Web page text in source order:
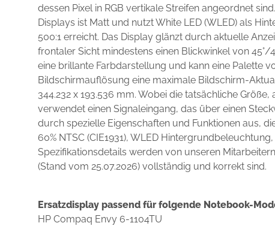
dessen Pixel in RGB vertikale Streifen angeordnet
Displays ist Matt und nutzt White LED (WLED) als
500:1 erreicht. Das Display glänzt durch aktuelle
frontaler Sicht mindestens einen Blickwinkel von 45°/
eine brillante Farbdarstellung und kann eine Palette
Bildschirmauflösung eine maximale Bildschirm-
344.232 x 193.536 mm. Wobei die tatsächliche
verwendet einen Signaleingang, das über einen
durch spezielle Eigenschaften und Funktionen aus, die
60% NTSC (CIE1931), WLED
Spezifikationsdetails werden von unseren
(Stand vom 25.07.2026) vollständig und korrekt sind.
Ersatzdisplay passend für folgende Notebook-
HP Compaq Envy 6-1104TU